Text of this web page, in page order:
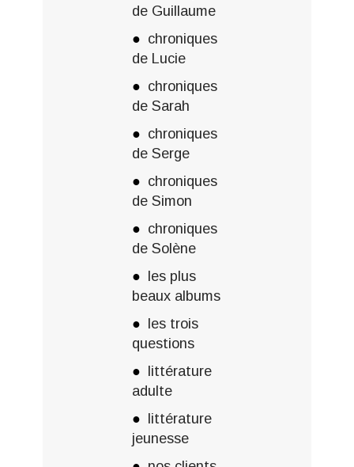
de Guillaume
chroniques
de Lucie
chroniques
de Sarah
chroniques
de Serge
chroniques
de Simon
chroniques
de Solène
les plus
beaux albums
les trois
questions
littérature
adulte
littérature
jeunesse